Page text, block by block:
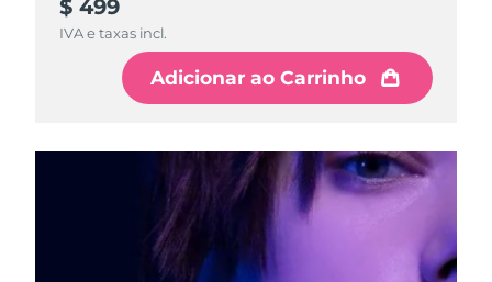
$ 499
IVA e taxas incl.
Adicionar ao Carrinho